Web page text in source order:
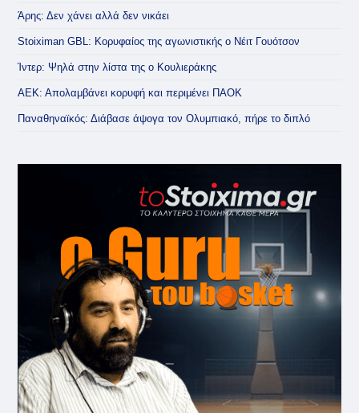
Άρης: Δεν χάνει αλλά δεν νικάει
Stoiximan GBL: Κορυφαίος της αγωνιστικής ο Νέιτ Γουότσον
Ίντερ: Ψηλά στην λίστα της ο Κουλιεράκης
ΑΕΚ: Απολαμβάνει κορυφή και περιμένει ΠΑΟΚ
Παναθηναϊκός: Διάβασε άψογα τον Ολυμπιακό, πήρε το διπλό